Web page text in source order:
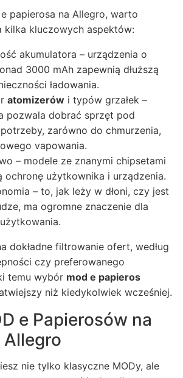
papierosa na Allegro, warto
kilka kluczowych aspektów:
akumulatora – urządzenia o
3000 mAh zapewnią dłuższą
ładowania.
atomizerów i typów grzałek –
pozwala dobrać sprzęt pod
zarówno do chmurzenia,
vapowania.
– modele ze znanymi chipsetami
ochronę użytkownika i urządzenia.
– to, jak leży w dłoni, czy jest
ma ogromne znaczenie dla
dokładne filtrowanie ofert, według
czy preferowanego
temu wybór mod e papieros
niż kiedykolwiek wcześniej.
e Papierosów na
nie tylko klasyczne MODy, ale